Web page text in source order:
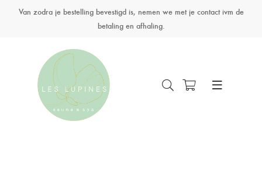
Van zodra je bestelling bevestigd is, nemen we met je contact ivm de
betaling en afhaling.